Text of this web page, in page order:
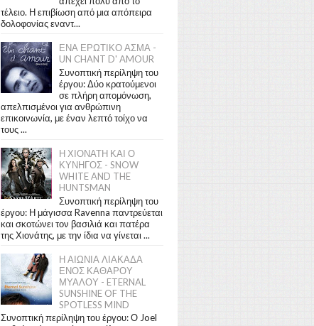
τέλειο. Η επιβίωση από μια απόπειρα
δολοφονίας εναντ...
ΕΝΑ ΕΡΩΤΙΚΟ ΑΣΜΑ -
UN CHANT D' AMOUR
Συνοπτική περίληψη του
έργου: Δύο κρατούμενοι
σε πλήρη απομόνωση,
απελπισμένοι για ανθρώπινη
επικοινωνία, με έναν λεπτό τοίχο να
τους ...
Η ΧΙΟΝΑΤΗ ΚΑΙ Ο
ΚΥΝΗΓΟΣ - SNOW
WHITE AND THE
HUNTSMAN
Συνοπτική περίληψη του
έργου: Η μάγισσα Ravenna παντρεύεται
και σκοτώνει τον βασιλιά και πατέρα
της Χιονάτης, με την ίδια να γίνεται ...
Η ΑΙΩΝΙΑ ΛΙΑΚΑΔΑ
ΕΝΟΣ ΚΑΘΑΡΟΥ
ΜΥΑΛΟΥ - ETERNAL
SUNSHINE OF THE
SPOTLESS MIND
Συνοπτική περίληψη του έργου: Ο Joel